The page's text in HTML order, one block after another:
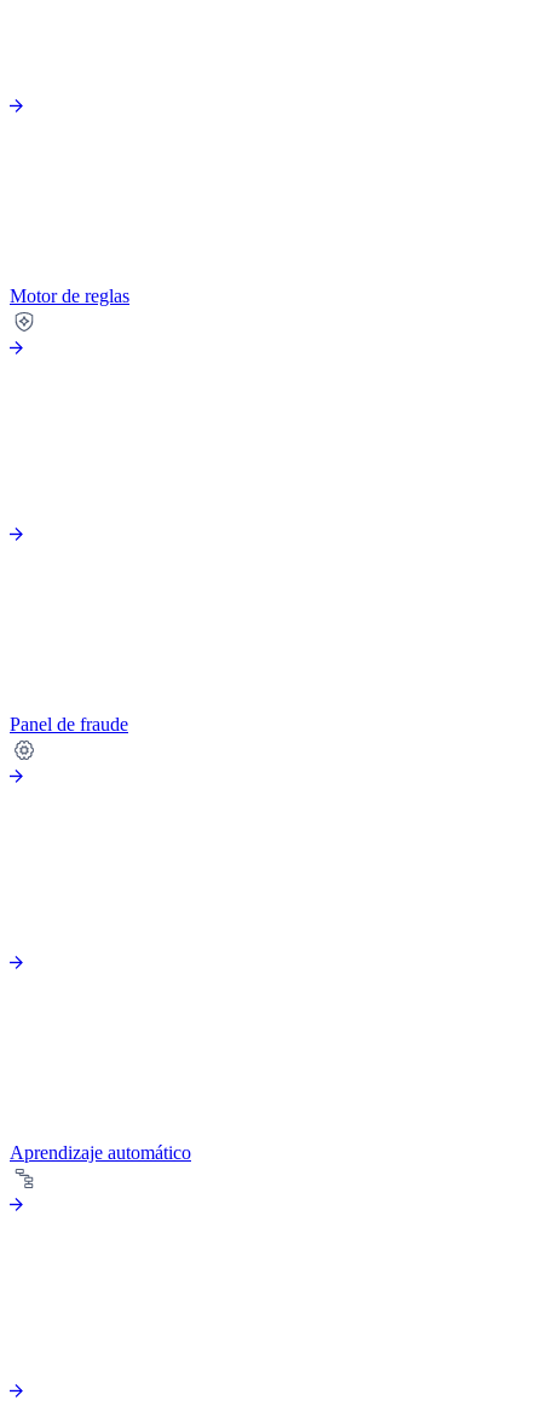
Motor de reglas
Panel de fraude
Aprendizaje automático